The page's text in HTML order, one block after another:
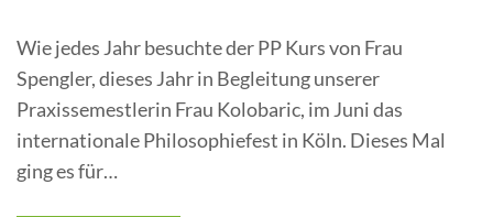
Wie jedes Jahr besuchte der PP Kurs von Frau
Spengler, dieses Jahr in Begleitung unserer
Praxissemestlerin Frau Kolobaric, im Juni das
internationale Philosophiefest in Köln. Dieses Mal
ging es für…